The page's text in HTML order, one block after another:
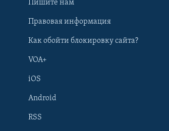
Пишите нам
Правовая информация
Как обойти блокировку сайта?
VOA+
iOS
Android
RSS